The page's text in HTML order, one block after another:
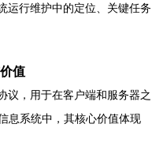
运行维护中的定位、关键任务
值
议，用于在客户端和服务器之
息系统中，其核心价值体现